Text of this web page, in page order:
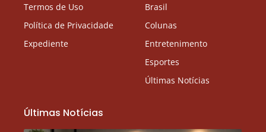
Termos de Uso
Política de Privacidade
Expediente
Brasil
Colunas
Entretenimento
Esportes
Últimas Notícias
Últimas Notícias